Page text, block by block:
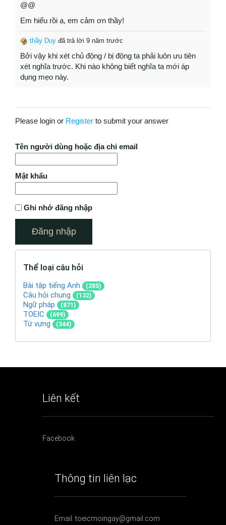
@@
Em hiểu rồi ạ, em cảm ơn thầy!
thầy Duy đã trả lời 9 năm trước
Bởi vậy khi xét chủ động / bị động ta phải luôn ưu tiên
xét nghĩa trước. Khi nào không biết nghĩa ta mới áp
dụng mẹo này.
Please login or Register to submit your answer
Tên người dùng hoặc địa chỉ email
Mật khẩu
Ghi nhớ đăng nhập
Thể loại câu hỏi
Bài tập tiếng Anh (285)
Câu hỏi chung (132)
Ngữ pháp (871)
TOEIC (699)
Từ vựng (344)
Liên kết
Facebook
Thông tin liên lạc
Email: toeicmoingay@gmail.com